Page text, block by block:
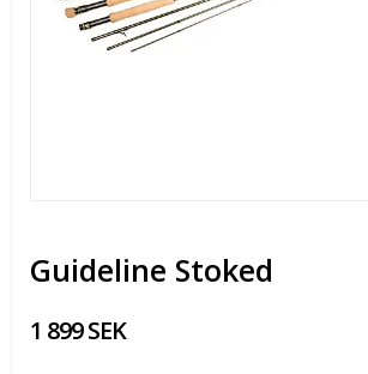
Guideline Stoked
1 899 SEK